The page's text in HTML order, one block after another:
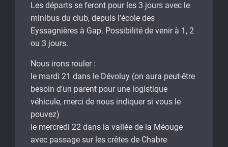
Les départs se feront pour les 3 jours avec le
minibus du club, depuis l’école des
Eyssagnières à Gap. Possibilité de venir à 1, 2
ou 3 jours.
Nous irons rouler :
le mardi 21 dans le Dévoluy (on aura peut-être
besoin d’un parent pour une logistique
véhicule, merci de nous indiquer si vous le
pouvez)
le mercredi 22 dans la vallée de la Méouge
avec passage sur les crêtes de Chabre